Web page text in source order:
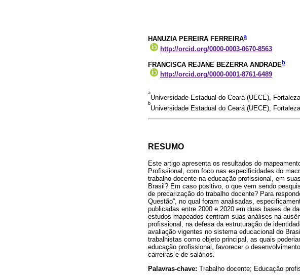
HANUZIA PEREIRA FERREIRAa
http://orcid.org/0000-0003-0670-8563
FRANCISCA REJANE BEZERRA ANDRADEb
http://orcid.org/0000-0001-8761-6489
a
Universidade Estadual do Ceará (UECE),
b
Universidade Estadual do Ceará (UECE),
RESUMO
Este artigo apresenta os resultados do
Profissional, com foco nas especificidades do
trabalho docente na educação profissional, em
Brasil? Em caso positivo, o que vem sendo
de precarização do trabalho docente? Para
Questão”, no qual foram analisadas,
publicadas entre 2000 e 2020 em duas bases de
estudos mapeados centram suas análises na
profissional, na defesa da estruturação de
avaliação vigentes no sistema educacional do
trabalhistas como objeto principal, as quais
educação profissional, favorecer o
carreiras e de salários.
Palavras-chave: Trabalho docente; Educação